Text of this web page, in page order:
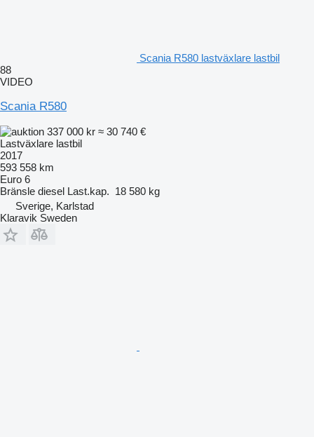
Scania R580 lastväxlare lastbil
88
VIDEO
Scania R580
337 000 kr ≈ 30 740 €
Lastväxlare lastbil
2017
593 558 km
Euro 6
Bränsle diesel Last.kap. 18 580 kg
Sverige, Karlstad
Klaravik Sweden